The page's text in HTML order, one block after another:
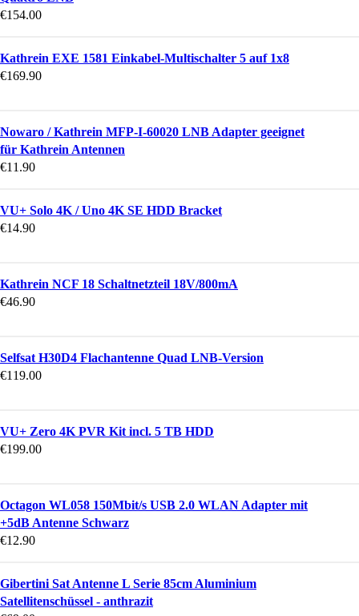
€154.00
Kathrein EXE 1581 Einkabel-Multischalter 5 auf 1x8
€169.90
Nowaro / Kathrein MFP-I-60020 LNB Adapter geeignet
für Kathrein Antennen
€11.90
VU+ Solo 4K / Uno 4K SE HDD Bracket
€14.90
Kathrein NCF 18 Schaltnetzteil 18V/800mA
€46.90
Selfsat H30D4 Flachantenne Quad LNB-Version
€119.00
VU+ Zero 4K PVR Kit incl. 5 TB HDD
€199.00
Octagon WL058 150Mbit/s USB 2.0 WLAN Adapter mit
+5dB Antenne Schwarz
€12.90
Gibertini Sat Antenne L Serie 85cm Aluminium
Satellitenschüssel - anthrazit